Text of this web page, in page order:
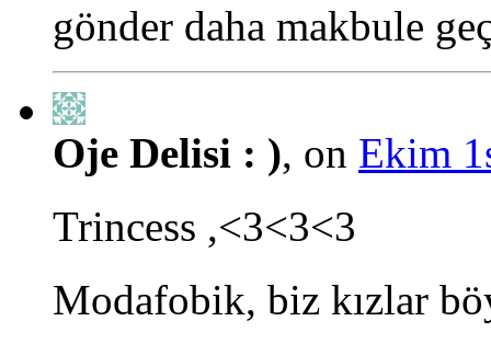
gönder daha makbule
Oje Delisi : ), on Ekim
Trincess ,<3<3<3
Modafobik, biz kızlar